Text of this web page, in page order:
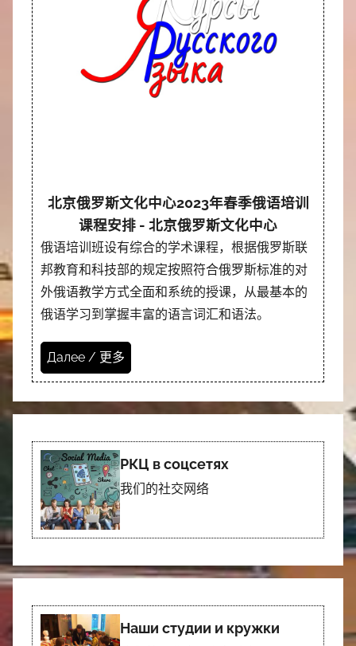
北京俄罗斯文化中心2023年春季俄语培训
课程安排 - 北京俄罗斯文化中心
俄语培训班设有综合的学术课程，根据俄罗斯联
邦教育和科技部的规定按照符合俄罗斯标准的对
外俄语教学方式全面和系统的授课，从最基本的
俄语学习到掌握丰富的语言词汇和语法。
Далее / 更多
РКЦ в соцсетях
我们的社交网络
Наши студии и кружки